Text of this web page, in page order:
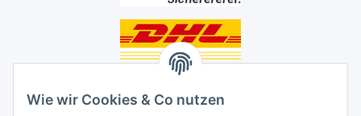
Wie wir Cookies & Co nutzen